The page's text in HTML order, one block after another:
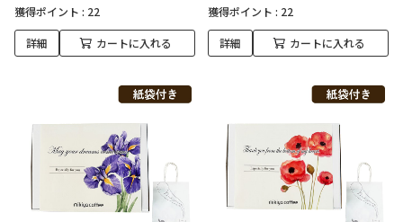
獲得ポイント : 22
詳細 カートに入れる
獲得ポイント : 22
詳細 カートに入れる